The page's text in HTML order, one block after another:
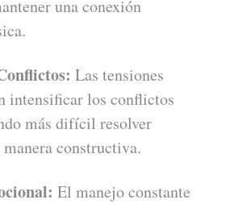
una conexión
Las tensiones
intensificar los conflictos
más difícil resolver
manera constructiva.
El manejo constante